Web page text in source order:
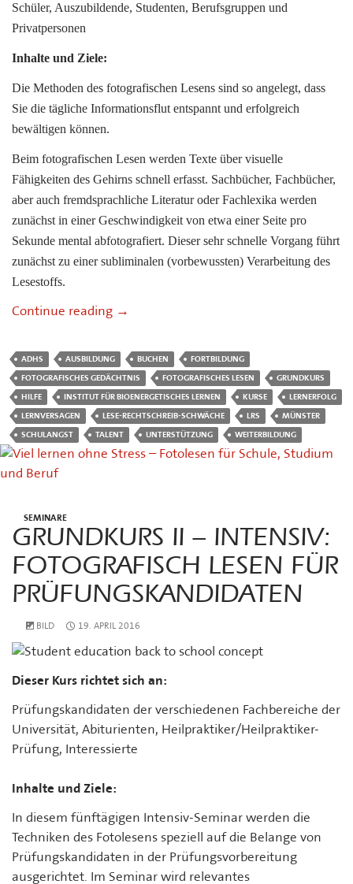
Schüler, Auszubildende, Studenten, Berufsgruppen und
Privatpersonen
Inhalte und Ziele:
Die Methoden des fotografischen Lesens sind so angelegt, dass
Sie die tägliche Informationsflut entspannt und erfolgreich
bewältigen können.
Beim fotografischen Lesen werden Texte über visuelle
Fähigkeiten des Gehirns schnell erfasst. Sachbücher, Fachbücher,
aber auch fremdsprachliche Literatur oder Fachlexika werden
zunächst in einer Geschwindigkeit von etwa einer Seite pro
Sekunde mental abfotografiert. Dieser sehr schnelle Vorgang führt
zunächst zu einer subliminalen (vorbewussten) Verarbeitung des
Lesestoffs.
Continue reading Wissensfülle meistern mit „FotoLesen“
→
ADHS AUSBILDUNG BUCHEN
FORTBILDUNG
FOTOGRAFISCHES GEDÄCHTNIS
FOTOGRAFISCHES LESEN
GRUNDKURS
HILFE
INSTITUT FÜR BIOENERGETISCHES LERNEN KURSE
LERNERFOLG
LERNVERSAGEN
LESE-RECHTSCHREIB-SCHWÄCHE LRS
MÜNSTER
SCHULANGST
TALENT UNTERSTÜTZUNG WEITERBILDUNG
SEMINARE
GRUNDKURS II – INTENSIV:
FOTOGRAFISCH LESEN FÜR
PRÜFUNGSKANDIDATEN
BILD 19. APRIL 2016
Dieser Kurs richtet sich an:
Prüfungskandidaten der verschiedenen Fachbereiche der
Universität, Abiturienten, Heilpraktiker/Heilpraktiker-
Prüfung, Interessierte
Inhalte und Ziele:
In diesem fünftägigen Intensiv-Seminar werden die
Techniken des Fotolesens speziell auf die Belange von
Prüfungskandidaten in der Prüfungsvorbereitung
ausgerichtet. Im Seminar wird relevantes